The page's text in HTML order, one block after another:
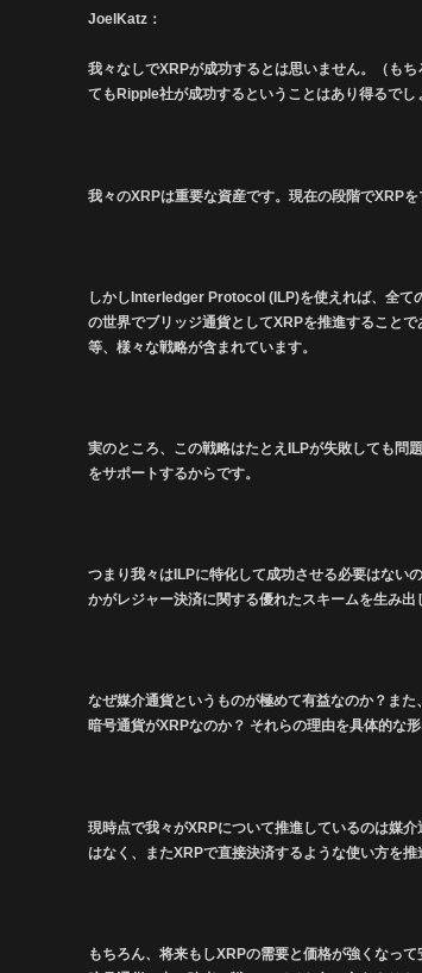
JoelKatz：
我々なしでXRPが成功するとは思いません。（も
てもRipple社が成功するということはあり得るでし
我々のXRPは重要な資産です。現在の段階でXRP
しかしInterledger Protocol (ILP)を使えれば、全て
の世界でブリッジ通貨としてXRPを推進すること
等、様々な戦略が含まれています。
実のところ、この戦略はたとえILPが失敗しても問
をサポートするからです。
つまり我々はILPに特化して成功させる必要はない
かがレジャー決済に関する優れたスキームを生み
なぜ媒介通貨というものが極めて有益なのか？ま
暗号通貨がXRPなのか？ それらの理由を具体的な
現時点で我々がXRPについて推進しているのは媒
はなく、またXRPで直接決済するような使い方を推
もちろん、将来もしXRPの需要と価格が強くなっ